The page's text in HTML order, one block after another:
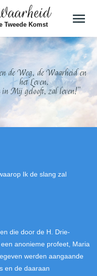
Tweede Komst
de Weg, de Waarheid en
het Leven.
Mij gelooft, zal leven!"
Ik de slang zal
die door de H. Drie-
anonieme profeet, Maria
werden aangaande
en de daaraan